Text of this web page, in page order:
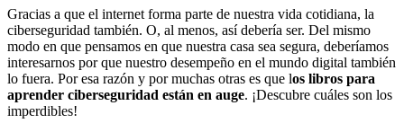
Gracias a que el internet forma parte de nuestra vida cotidiana, la
ciberseguridad también. O, al menos, así debería ser. Del mismo
modo en que pensamos en que nuestra casa sea segura, deberíamos
interesarnos por que nuestro desempeño en el mundo digital también
lo fuera. Por esa razón y por muchas otras es que los libros para
aprender ciberseguridad están en auge. ¡Descubre cuáles son los
imperdibles!